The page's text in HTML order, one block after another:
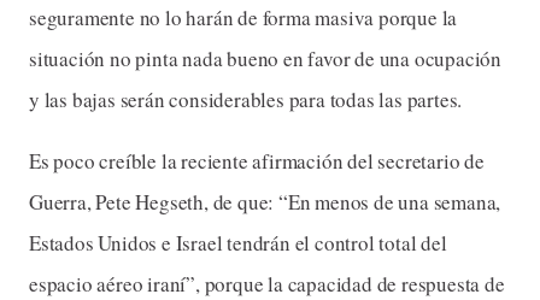
seguramente no lo harán de forma masiva porque la
situación no pinta nada bueno en favor de una ocupación
y las bajas serán considerables para todas las partes.
Es poco creíble la reciente afirmación del secretario de
Guerra, Pete Hegseth, de que: “En menos de una semana,
Estados Unidos e Israel tendrán el control total del
espacio aéreo iraní”, porque la capacidad de respuesta de